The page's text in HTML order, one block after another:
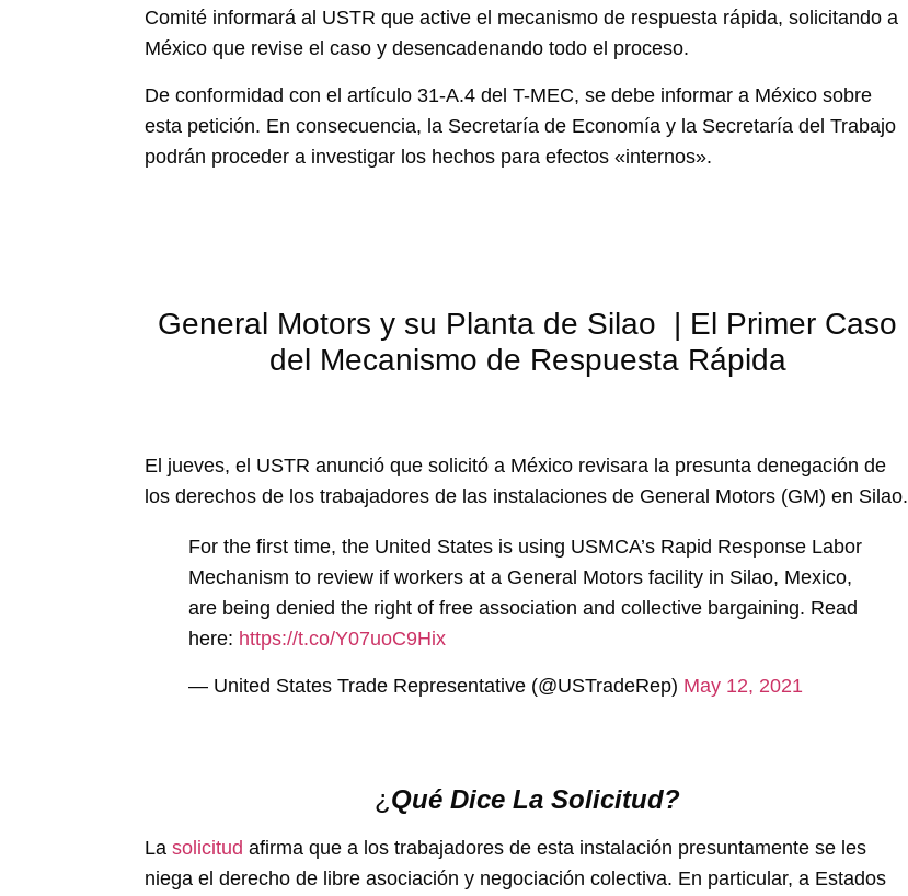
Comité informará al USTR que active el mecanismo de respuesta rápida, solicitando a
México que revise el caso y desencadenando todo el proceso.
De conformidad con el artículo 31-A.4 del T-MEC, se debe informar a México sobre
esta petición. En consecuencia, la Secretaría de Economía y la Secretaría del Trabajo
podrán proceder a investigar los hechos para efectos «internos».
General Motors y su Planta de Silao | El Primer Caso
del Mecanismo de Respuesta Rápida
El jueves, el USTR anunció que solicitó a México revisara la presunta denegación de
los derechos de los trabajadores de las instalaciones de General Motors (GM) en Silao.
For the first time, the United States is using USMCA’s Rapid Response Labor
Mechanism to review if workers at a General Motors facility in Silao, Mexico,
are being denied the right of free association and collective bargaining. Read
here: https://t.co/Y07uoC9Hix
— United States Trade Representative (@USTradeRep) May 12, 2021
¿ Qué Dice La Solicitud?
La solicitud afirma que a los trabajadores de esta instalación presuntamente se les
niega el derecho de libre asociación y negociación colectiva. En particular, a Estados